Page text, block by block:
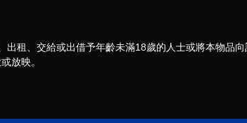
租、交給或出借予年齡未滿18歲的人士或將本物品向
放映。